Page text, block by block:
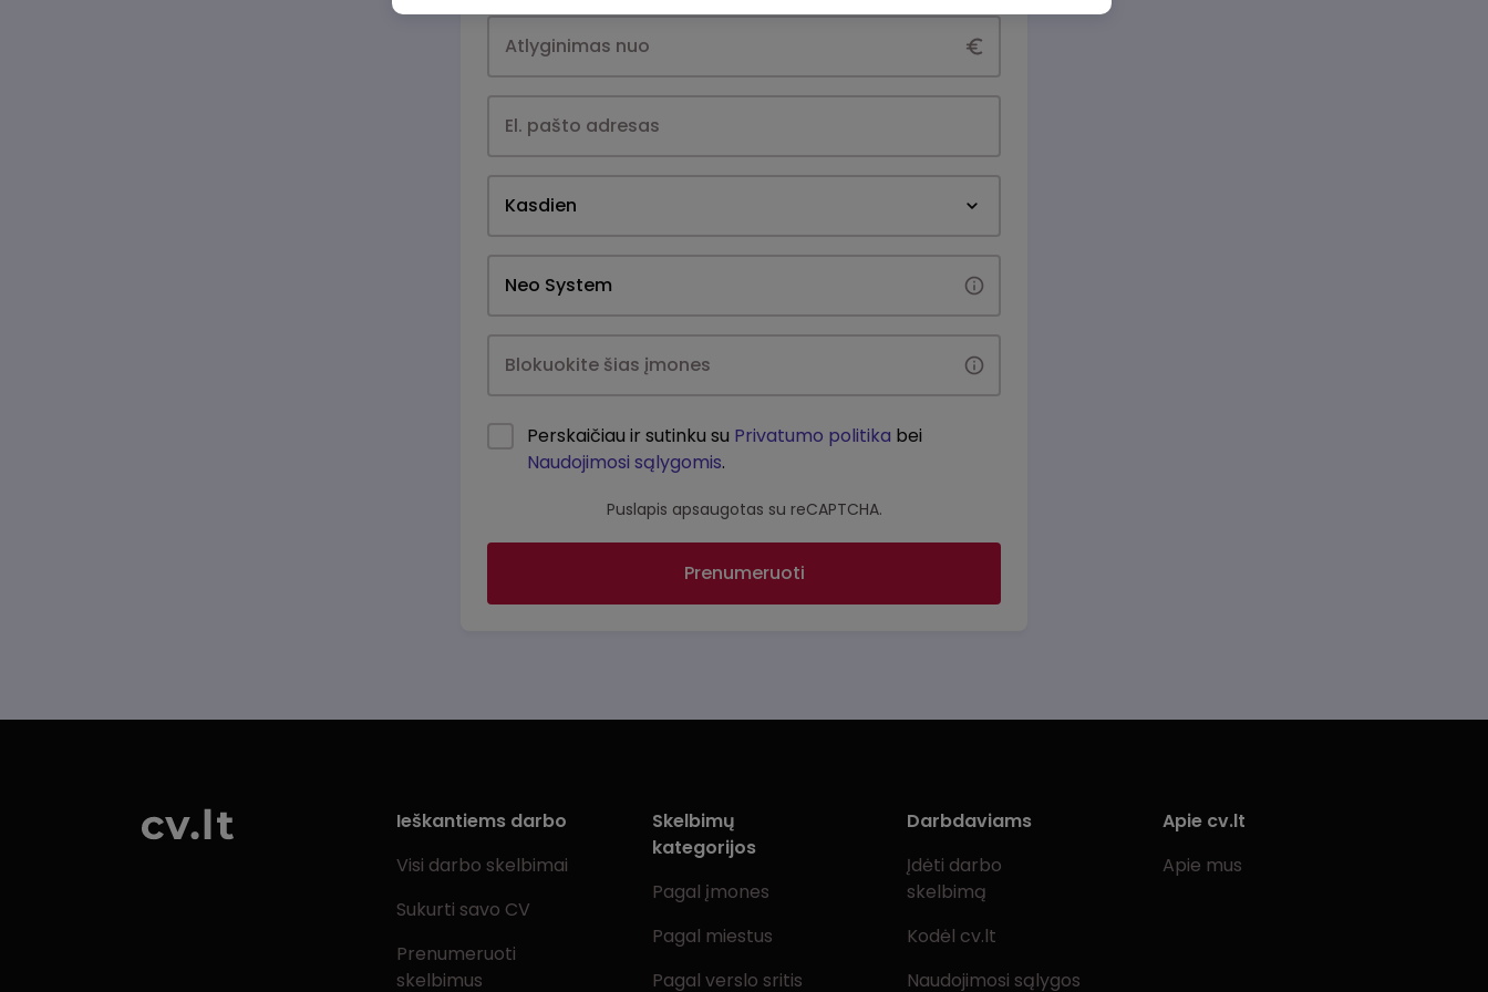
Kasdien
Perskaičiau ir sutinku su Privatumo politika bei
Naudojimosi sąlygomis.
Puslapis apsaugotas su reCAPTCHA.
Prenumeruoti
Ieškantiems darbo
Visi darbo skelbimai
Sukurti savo CV
Prenumeruoti
skelbimus
Skelbimų
kategorijos
Pagal įmones
Pagal miestus
Pagal verslo sritis
Darbdaviams
Įdėti darbo
skelbimą
Kodėl cv.lt
Naudojimosi sąlygos
Apie cv.lt
Apie mus